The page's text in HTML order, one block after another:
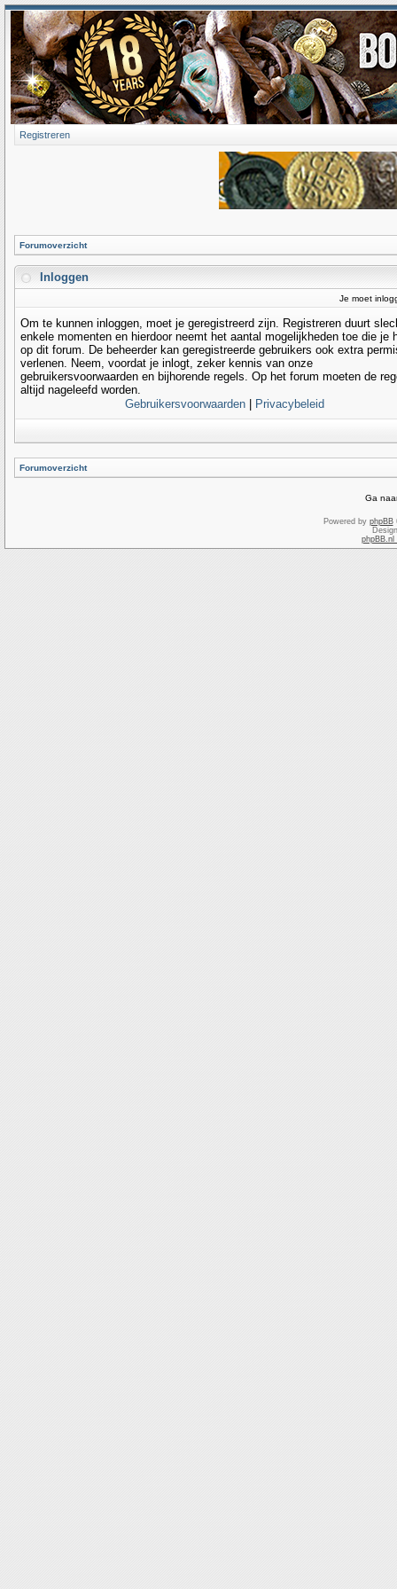
Registreren
Forumoverzicht
Inloggen
Je moet
Om te kunnen inloggen, moet je geregistreerd zijn. Registreren duurt
enkele momenten en hierdoor neemt het aantal mogelijkheden toe die je
op dit forum. De beheerder kan geregistreerde gebruikers ook extra
verlenen. Neem, voordat je inlogt, zeker kennis van onze
gebruikersvoorwaarden en bijhorende regels. Op het forum moeten de
altijd nageleefd worden.
Gebruikersvoorwaarden
Privacybeleid
Forumoverzicht
Ga
Powered by phpBB
phpBB.nl